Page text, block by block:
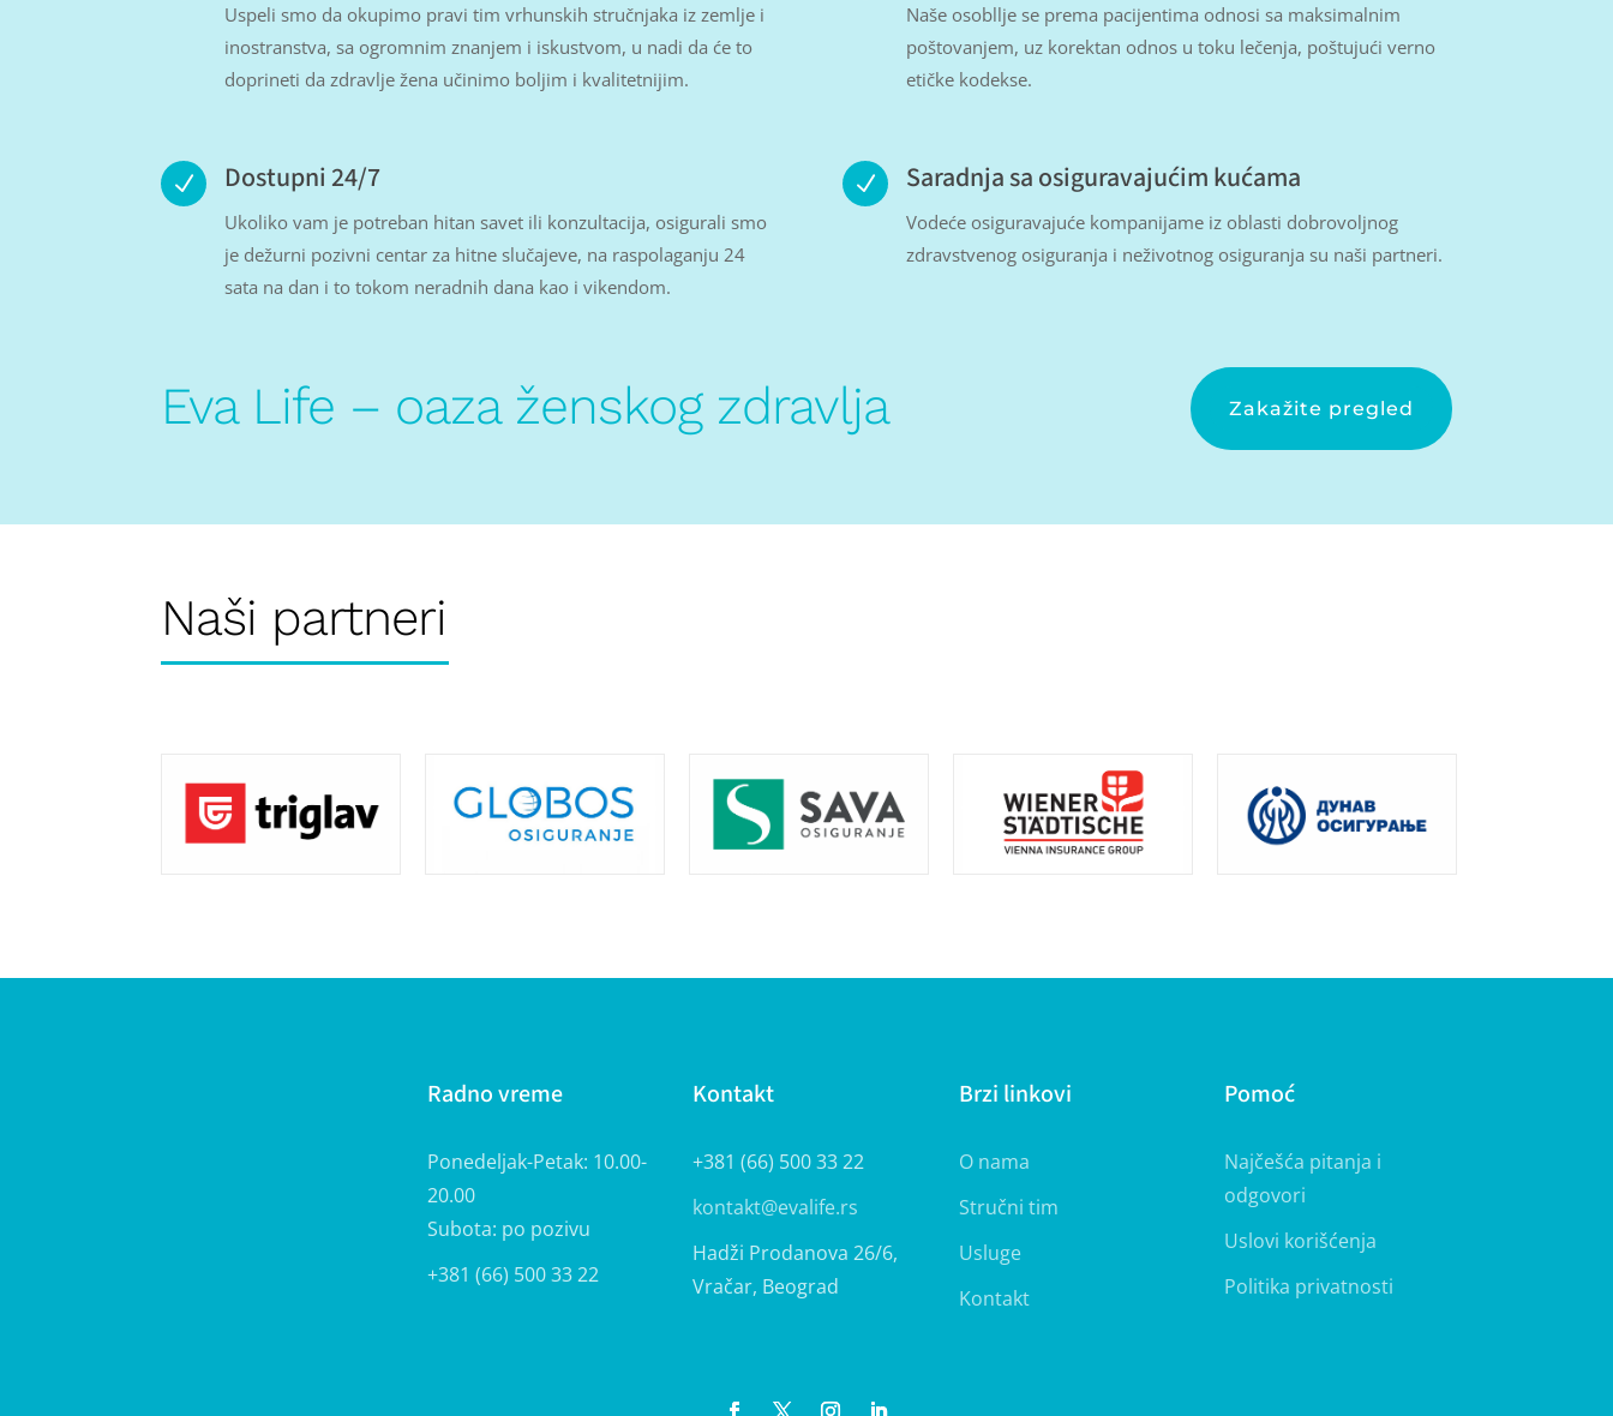
Uspeli smo da okupimo pravi tim vrhunskih stručnjaka iz zemlje i
inostranstva, sa ogromnim znanjem i iskustvom, u nadi da će to
doprineti da zdravlje žena učinimo boljim i kvalitetnijim.
Naše osobllje se prema pacijentima odnosi sa maksimalnim
poštovanjem, uz korektan odnos u toku lečenja, poštujući verno
etičke kodekse.
N Dostupni 24/7
Ukoliko vam je potreban hitan savet ili konzultacija, osigurali smo
je dežurni pozivni centar za hitne slučajeve, na raspolaganju 24
sata na dan i to tokom neradnih dana kao i vikendom.
N Saradnja sa osiguravajućim kućama
Vodeće osiguravajuće kompanijame iz oblasti dobrovoljnog
zdravstvenog osiguranja i neživotnog osiguranja su naši partneri.
Eva Life – oaza ženskog zdravlja Zakažite pregled
Naši partneri
Radno vreme
Ponedeljak-Petak: 10.00-
20.00
Subota: po pozivu
+381 (66) 500 33 22
Kontakt
+381 (66) 500 33 22
kontakt@evalife.rs
Hadži Prodanova 26/6,
Vračar, Beograd
Brzi linkovi
O nama
Stručni tim
Usluge
Kontakt
Pomoć
Najčešća pitanja i
odgovori
Uslovi korišćenja
Politika privatnosti